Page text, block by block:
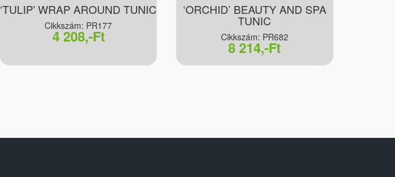
‘TULIP' WRAP AROUND TUNIC
Cikkszám: PR177
4 208,-Ft
‘ORCHID’ BEAUTY AND SPA
TUNIC
Cikkszám: PR682
8 214,-Ft